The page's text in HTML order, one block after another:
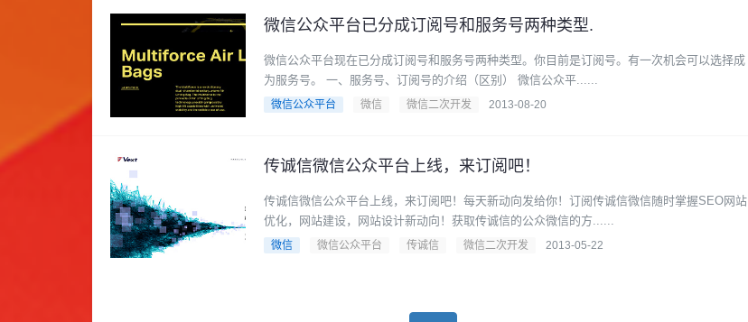
微信公众平台已分成订阅号和服务号两种类型.
微信公众平台现在已分成订阅号和服务号两种类型。你目前是订阅号。有一次机会可以选择成
为服务号。 一、服务号、订阅号的介绍（区别） 微信公众平......
微信公众平台 微信 微信二次开发 2013-08-20
传诚信微信公众平台上线，来订阅吧！
传诚信微信公众平台上线，来订阅吧！每天新动向发给你！订阅传诚信微信随时掌握SEO网站
优化，网站建设，网站设计新动向！获取传诚信的公众微信的方......
微信 微信公众平台 传诚信 微信二次开发 2013-05-22